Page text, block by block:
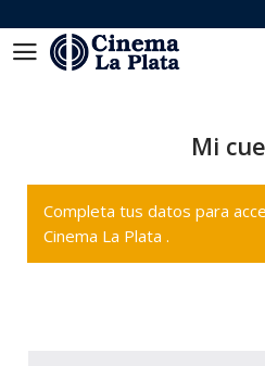
Mi
Completa tus datos para
Cinema La Plata .